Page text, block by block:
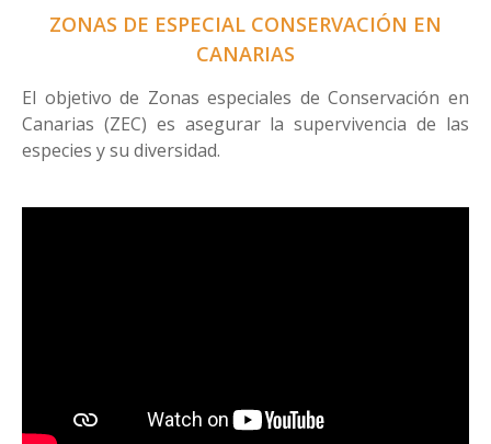
ZONAS DE ESPECIAL CONSERVACIÓN EN
CANARIAS
El objetivo de Zonas especiales de Conservación en
Canarias (ZEC) es asegurar la supervivencia de las
especies y su diversidad.